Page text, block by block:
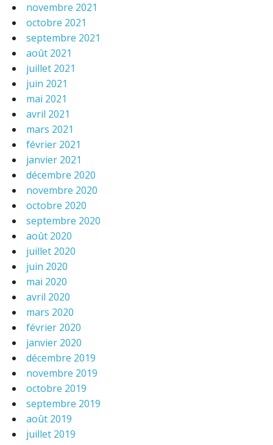
novembre 2021
octobre 2021
septembre 2021
août 2021
juillet 2021
juin 2021
mai 2021
avril 2021
mars 2021
février 2021
janvier 2021
décembre 2020
novembre 2020
octobre 2020
septembre 2020
août 2020
juillet 2020
juin 2020
mai 2020
avril 2020
mars 2020
février 2020
janvier 2020
décembre 2019
novembre 2019
octobre 2019
septembre 2019
août 2019
juillet 2019